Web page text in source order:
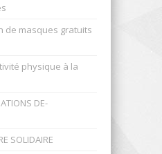
de masques gratuits
physique à la
DE-
SOLIDAIRE